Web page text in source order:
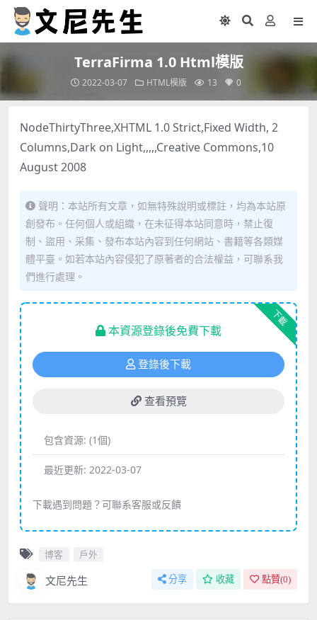
TerraFirma 1.0 Html模版
2022-03-07 HTML模版 13 0
NodeThirtyThree,XHTML 1.0 Strict,Fixed Width, 2
Columns,Dark on Light,,,,,Creative Commons,10
August 2008
聲明：本站所有文章，如無特殊說明或標註，均為本站原
創發布。任何個人或組織，在未征得本站同意時，禁止復
制、盜用、采集、發布本站內容到任何網站、書籍等各類媒
體平臺。如若本站內容侵犯了原著者的合法權益，可聯系我
們進行處理。
下載
本資源登錄後免費下載
登錄後下載
查看預覽
包含資源: (1個)
最近更新: 2022-03-07
下載遇到問題？可聯系客服或反饋
博客 戶外
文尼先生 分享 收藏 點贊(0)